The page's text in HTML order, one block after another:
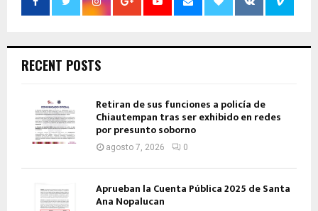
RECENT POSTS
Retiran de sus funciones a policía de
Chiautempan tras ser exhibido en redes
por presunto soborno
agosto 7, 2026 0
Aprueban la Cuenta Pública 2025 de Santa
Ana Nopalucan